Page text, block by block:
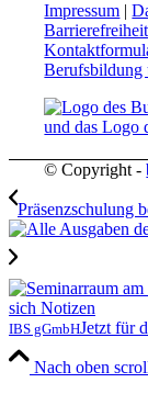
Impressum |
Barrierefreiheit
Berufsbildung
© Copyright -
Präsenzschulung
IBS gGmbHJetzt für
Nach oben